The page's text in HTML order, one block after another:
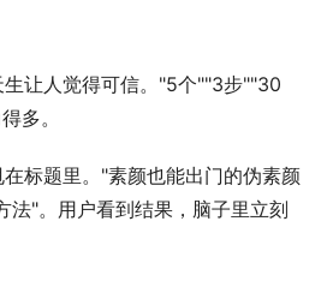
让人觉得可信。"5个""3步""30
多。
标题里。"素颜也能出门的伪素颜
法"。用户看到结果，脑子里立刻